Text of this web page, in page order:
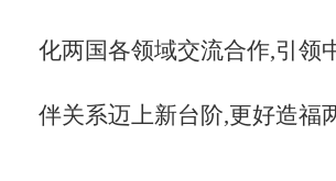
化两国各领域交流合作,引领
伴关系迈上新台阶,更好造福